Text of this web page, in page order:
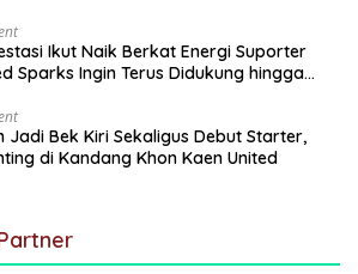
Ikut Naik Berkat Energi Suporter
Sparks Ingin Terus Didukung hingga
Jadi Bek Kiri Sekaligus Debut Starter,
di Kandang Khon Kaen United